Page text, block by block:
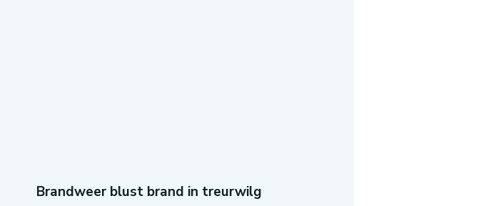
Brandweer blust brand in treurwilg